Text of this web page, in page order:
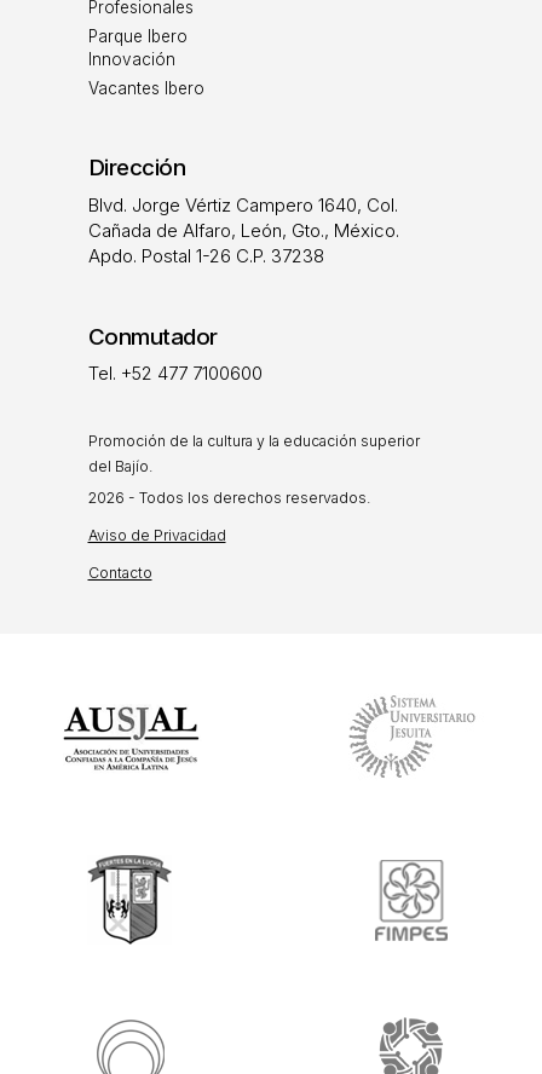
Profesionales
Parque Ibero
Innovación
Vacantes Ibero
Dirección
Blvd. Jorge Vértiz Campero 1640, Col.
Cañada de Alfaro, León, Gto., México.
Apdo. Postal 1-26 C.P. 37238
Conmutador
Tel. +52 477 7100600
Promoción de la cultura y la educación superior
del Bajío.
2026 - Todos los derechos reservados.
Aviso de Privacidad
Contacto